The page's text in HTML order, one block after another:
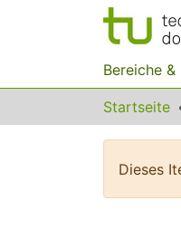
Bereiche
Startseite
Dieses